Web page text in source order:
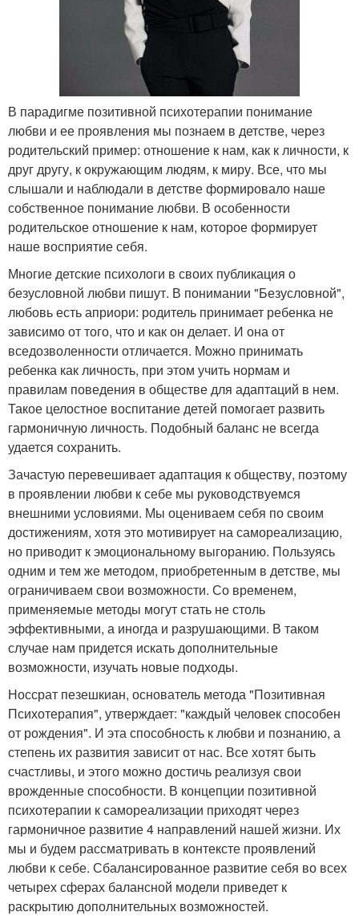
В парадигме позитивной психотерапии понимание
любви и ее проявления мы познаем в детстве, через
родительский пример: отношение к нам, как к личности, к
друг другу, к окружающим людям, к миру. Все, что мы
слышали и наблюдали в детстве формировало наше
собственное понимание любви. В особенности
родительское отношение к нам, которое формирует
наше восприятие себя.
Многие детские психологи в своих публикация о
безусловной любви пишут. В понимании "Безусловной",
любовь есть априори: родитель принимает ребенка не
зависимо от того, что и как он делает. И она от
вседозволенности отличается. Можно принимать
ребенка как личность, при этом учить нормам и
правилам поведения в обществе для адаптаций в нем.
Такое целостное воспитание детей помогает развить
гармоничную личность. Подобный баланс не всегда
удается сохранить.
Зачастую перевешивает адаптация к обществу, поэтому
в проявлении любви к себе мы руководствуемся
внешними условиями. Мы оцениваем себя по своим
достижениям, хотя это мотивирует на самореализацию,
но приводит к эмоциональному выгоранию. Пользуясь
одним и тем же методом, приобретенным в детстве, мы
ограничиваем свои возможности. Со временем,
применяемые методы могут стать не столь
эффективными, а иногда и разрушающими. В таком
случае нам придется искать дополнительные
возможности, изучать новые подходы.
Носсрат пезешкиан, основатель метода "Позитивная
Психотерапия", утверждает: "каждый человек способен
от рождения". И эта способность к любви и познанию, а
степень их развития зависит от нас. Все хотят быть
счастливы, и этого можно достичь реализуя свои
врожденные способности. В концепции позитивной
психотерапии к самореализации приходят через
гармоничное развитие 4 направлений нашей жизни. Их
мы и будем рассматривать в контексте проявлений
любви к себе. Сбалансированное развитие себя во всех
четырех сферах балансной модели приведет к
раскрытию дополнительных возможностей.